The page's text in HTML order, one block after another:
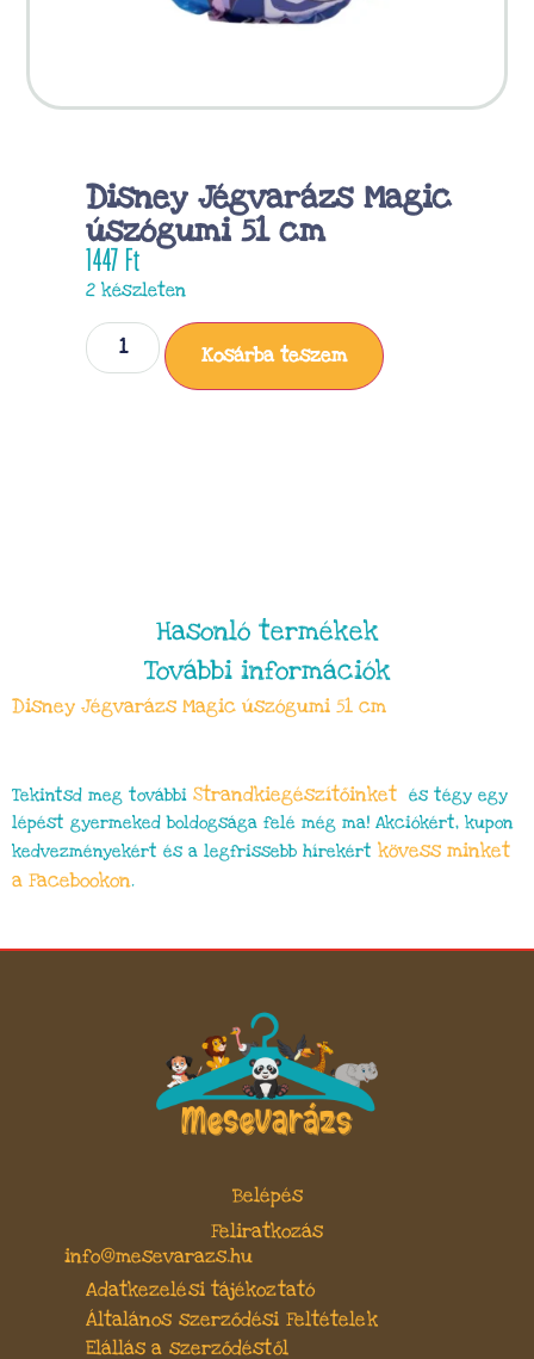
Disney Jégvarázs Magic
úszógumi 51 cm
1447Ft
2 készleten
Kosárba teszem
Hasonló termékek
További információk
Disney Jégvarázs Magic úszógumi 51 cm
Tekintsd meg további Strandkiegészítőinket és tégy egy
lépést gyermeked boldogsága felé még ma! Akciókért, kupon
kedvezményekért és a legfrissebb hírekért kövess minket
a Facebookon.
Belépés
Feliratkozás
info@mesevarazs.hu
Adatkezelési tájékoztató
Általános szerződési Feltételek
Elállás a szerződéstől